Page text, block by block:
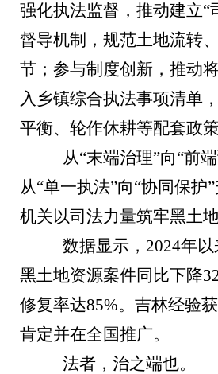
强化执法监督，推动建立“
督导机制，规范土地流转
节；参与制度创新，推动
入乡镇综合执法事项清单
平衡、轮作休耕等配套
从“末端治理”向“前
从“单一执法”向“协同保护
机关以司法力量筑牢黑土地
数据显示，2024年
黑土地资源案件同比下降
修复率达85%。吉林经验
肯定并在全国推广。
法者，治之端也。